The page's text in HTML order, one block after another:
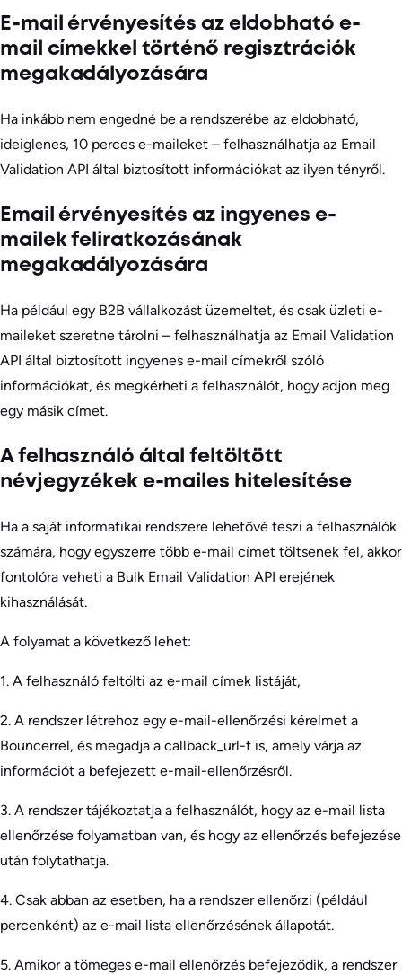
E-mail érvényesítés az eldobható e-
mail címekkel történő regisztrációk
megakadályozására
Ha inkább nem engedné be a rendszerébe az eldobható,
ideiglenes, 10 perces e-maileket – felhasználhatja az Email
Validation API által biztosított információkat az ilyen tényről.
Email érvényesítés az ingyenes e-
mailek feliratkozásának
megakadályozására
Ha például egy B2B vállalkozást üzemeltet, és csak üzleti e-
maileket szeretne tárolni – felhasználhatja az Email Validation
API által biztosított ingyenes e-mail címekről szóló
információkat, és megkérheti a felhasználót, hogy adjon meg
egy másik címet.
A felhasználó által feltöltött
névjegyzékek e-mailes hitelesítése
Ha a saját informatikai rendszere lehetővé teszi a felhasználók
számára, hogy egyszerre több e-mail címet töltsenek fel, akkor
fontolóra veheti a Bulk Email Validation API erejének
kihasználását.
A folyamat a következő lehet:
1. A felhasználó feltölti az e-mail címek listáját,
2. A rendszer létrehoz egy e-mail-ellenőrzési kérelmet a
Bouncerrel, és megadja a callback_url-t is, amely várja az
információt a befejezett e-mail-ellenőrzésről.
3. A rendszer tájékoztatja a felhasználót, hogy az e-mail lista
ellenőrzése folyamatban van, és hogy az ellenőrzés befejezése
után folytathatja.
4. Csak abban az esetben, ha a rendszer ellenőrzi (például
percenként) az e-mail lista ellenőrzésének állapotát.
5. Amikor a tömeges e-mail ellenőrzés befejeződik, a rendszer